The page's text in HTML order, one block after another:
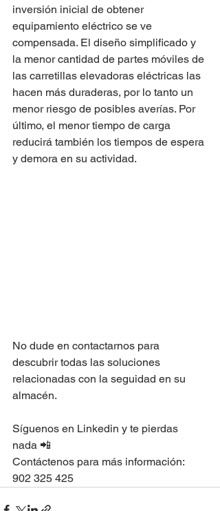
inversión inicial de obtener
equipamiento eléctrico se ve
compensada. El diseño simplificado y
la menor cantidad de partes móviles de
las carretillas elevadoras eléctricas las
hacen más duraderas, por lo tanto un
menor riesgo de posibles averías. Por
último, el menor tiempo de carga
reducirá también los tiempos de espera
y demora en su actividad.
No dude en contactarnos para
descubrir todas las soluciones
relacionadas con la seguidad en su
almacén.
Síguenos en Linkedin y te pierdas
nada 📲
Contáctenos para más información:
902 325 425